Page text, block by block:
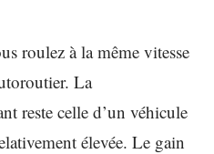
roulez à la même vitesse
La
reste celle d’un véhicule
élevée. Le gain